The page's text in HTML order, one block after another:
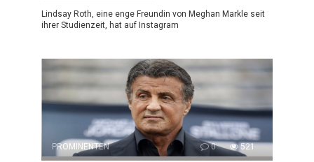
Lindsay Roth, eine enge Freundin von Meghan Markle seit
ihrer Studienzeit, hat auf Instagram
PROMINENTEN 0 521